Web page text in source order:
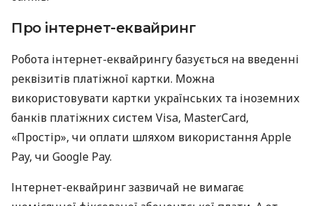
Про інтернет-еквайринг
Робота інтернет-еквайрингу базується на введенні
реквізитів платіжної картки. Можна
використовувати картки українських та іноземних
банків платіжних систем Visa, MasterCard,
«Простір», чи оплати шляхом використання Apple
Pay, чи Google Pay.
Інтернет-еквайринг зазвичай не вимагає